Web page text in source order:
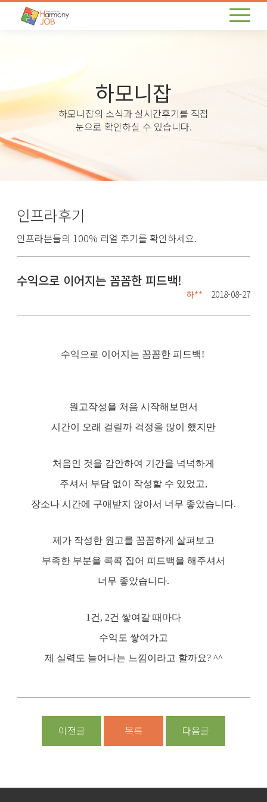
하모니잡
하모니잡의 소식과 실시간후기를 직접
눈으로 확인하실 수 있습니다.
인프라후기
인프라분들의 100% 리얼 후기를 확인하세요.
수익으로 이어지는 꼼꼼한 피드백!
하** 2018-08-27
수익으로 이어지는 꼼꼼한 피드백!
원고작성을 처음 시작해보면서
시간이 오래 걸릴까 걱정을 많이 했지만
처음인 것을 감안하여 기간을 넉넉하게
주셔서 부담 없이 작성할 수 있었고,
장소나 시간에 구애받지 않아서 너무 좋았습니다.
제가 작성한 원고를 꼼꼼하게 살펴보고
부족한 부분을 콕콕 집어 피드백을 해주셔서
너무 좋았습니다.
1건, 2건 쌓여갈 때마다
수익도 쌓여가고
제 실력도 늘어나는 느낌이라고 할까요? ^^
이전글 목록 다음글